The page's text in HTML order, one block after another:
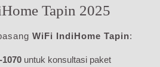
Tapin 2025
WiFi IndiHome Tapin:
1070 untuk konsultasi paket